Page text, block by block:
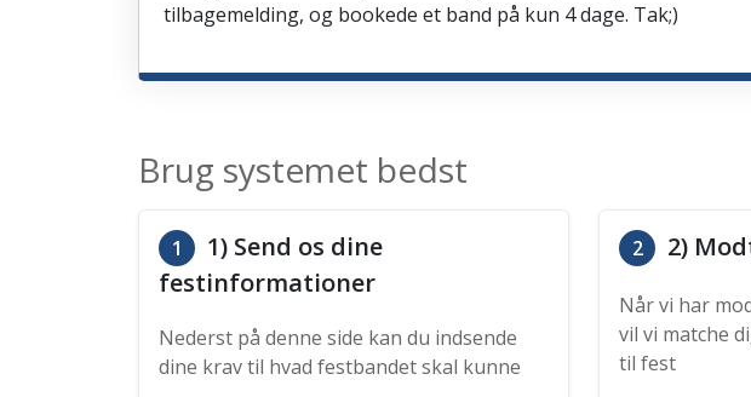
tilbagemelding, og bookede et band på kun 4 dage. Tak;)
Brug systemet bedst
1
1) Send os dine
festinformationer
Nederst på denne side kan du indsende
dine krav til hvad festbandet skal kunne
2 2)
Når vi har
vil vi matche
til fest